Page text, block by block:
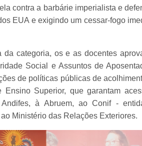
contra a barbárie imperialista e
EUA e exigindo um cessar-fogo
categoria, os e as docentes
Social e Assuntos de
de políticas públicas de
Superior, que garantam
à Abruem, ao Conif -
Ministério das Relações Exteriores.